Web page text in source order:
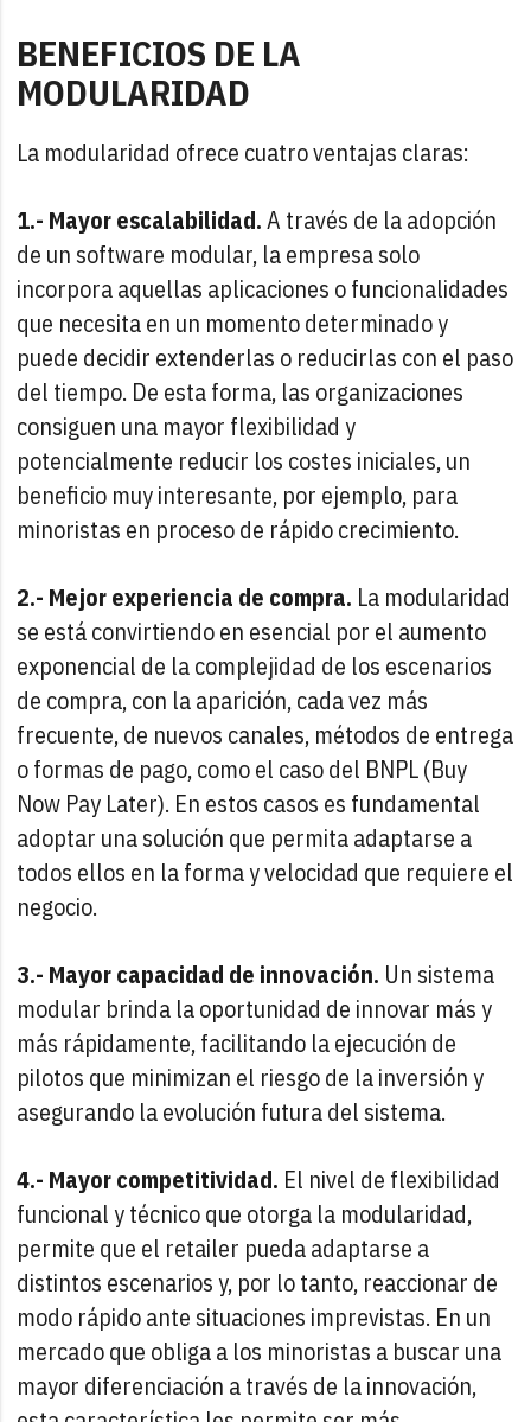
BENEFICIOS DE LA
MODULARIDAD
La modularidad ofrece cuatro ventajas claras:
1.- Mayor escalabilidad.A través de la adopción
de un software modular, la empresa solo
incorpora aquellas aplicaciones o funcionalidades
que necesita en un momento determinado y
puede decidir extenderlas o reducirlas con el paso
del tiempo. De esta forma, las organizaciones
consiguen una mayor flexibilidad y
potencialmente reducir los costes iniciales, un
beneficio muy interesante, por ejemplo, para
minoristas en proceso de rápido crecimiento.
2.- Mejor experiencia de compra. La modularidad
se está convirtiendo en esencial por el aumento
exponencial de la complejidad de los escenarios
de compra, con la aparición, cada vez más
frecuente, de nuevos canales, métodos de entrega
o formas de pago, como el caso del BNPL (Buy
Now Pay Later). En estos casos es fundamental
adoptar una solución que permita adaptarse a
todos ellos en la forma y velocidad que requiere el
negocio.
3.- Mayor capacidad de innovación. Un sistema
modular brinda la oportunidad de innovar más y
más rápidamente, facilitando la ejecución de
pilotos que minimizan el riesgo de la inversión y
asegurando la evolución futura del sistema.
4.- Mayor competitividad. El nivel de flexibilidad
funcional y técnico que otorga la modularidad,
permite que el retailer pueda adaptarse a
distintos escenarios y, por lo tanto, reaccionar de
modo rápido ante situaciones imprevistas. En un
mercado que obliga a los minoristas a buscar una
mayor diferenciación a través de la innovación,